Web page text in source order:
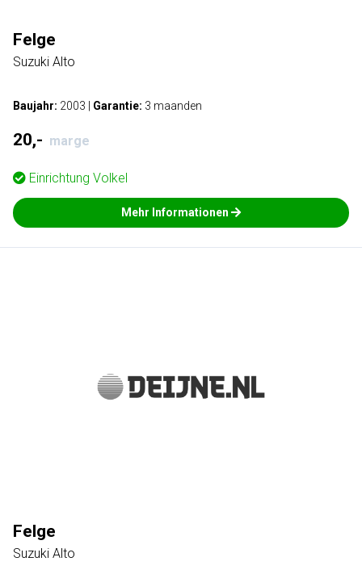
Felge
Suzuki Alto
Baujahr: 2003 Garantie: 3 maanden
20,- marge
Einrichtung Volkel
Mehr Informationen
Felge
Suzuki Alto